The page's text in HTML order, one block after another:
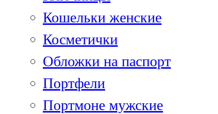
Кошельки женские
Косметички
Обложки на паспорт
Портфели
Портмоне мужские